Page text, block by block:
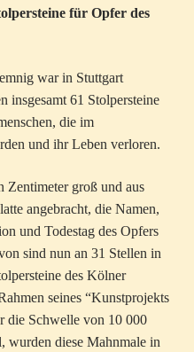
für Opfer des
war in Stuttgart
insgesamt 61 Stolpersteine
die im
und ihr Leben verloren.
Zentimeter groß und aus
angebracht, die Namen,
und Todestag des Opfers
sind nun an 31 Stellen in
des Kölner
seines “Kunstprojekts
die Schwelle von 10 000
wurden diese Mahnmale in